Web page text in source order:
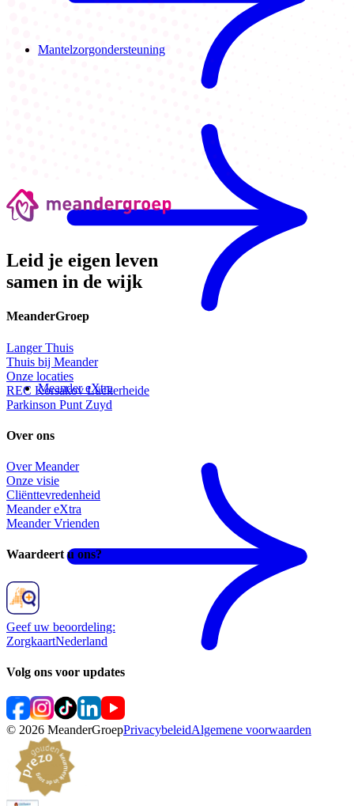
Mantelzorgondersteuning
Meander eXtra
Leid je eigen leven
samen in de wijk
MeanderGroep
Langer Thuis
Thuis bij Meander
Onze locaties
REC Korsakov Lückerheide
Parkinson Punt Zuyd
Over ons
Over Meander
Onze visie
Cliënttevredenheid
Meander eXtra
Meander Vrienden
Waardeert u ons?
Geef uw beoordeling:
ZorgkaartNederland
Volg ons voor updates
© 2026 MeanderGroepPrivacybeleidAlgemene voorwaarden